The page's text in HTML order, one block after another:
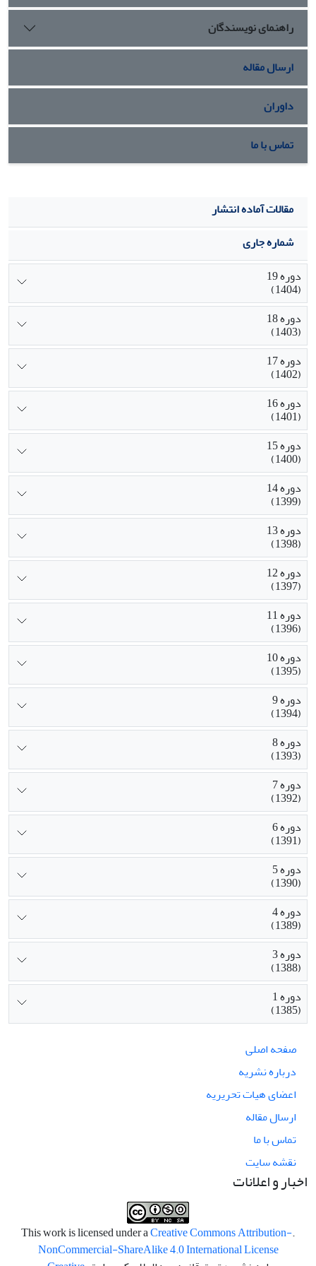
حمایت ­اجتماعی بیشتری برخوردار باشند سلامت ­اجتماعی شان
افزایش می­ یابد.
راهنمای نویسندگان
ارسال مقاله
داوران
تماس با ما
مقالات آماده انتشار
شماره جاری
دوره 19
(1404)
دوره 18
(1403)
دوره 17
(1402)
دوره 16
(1401)
دوره 15
(1400)
دوره 14
(1399)
دوره 13
(1398)
دوره 12
(1397)
دوره 11
(1396)
دوره 10
(1395)
دوره 9
(1394)
دوره 8
(1393)
دوره 7
(1392)
دوره 6
(1391)
دوره 5
(1390)
دوره 4
(1389)
دوره 3
(1388)
دوره 1
(1385)
صفحه اصلی
درباره نشریه
اعضای هیات تحریریه
ارسال مقاله
تماس با ما
نقشه سایت
اخبار و اعلانات
.This work is licensed under a
Creative Commons Attribution-
NonCommercial-ShareAlike 4.0 International License